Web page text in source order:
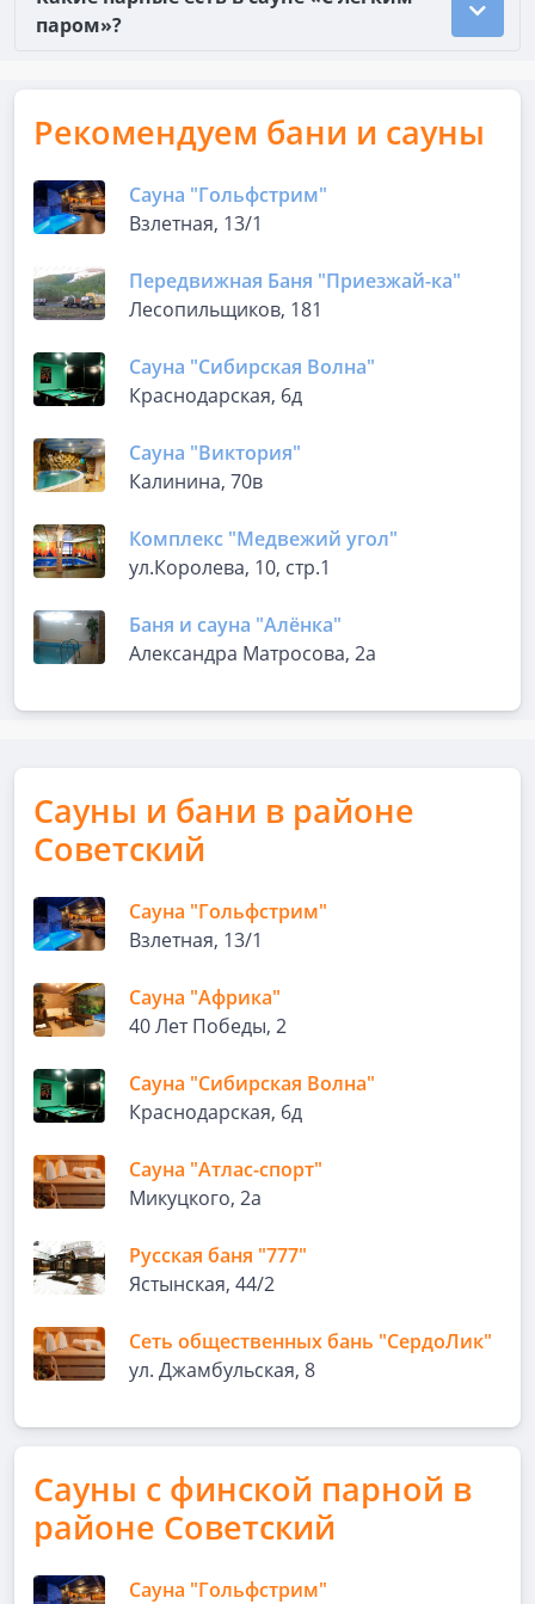
паром»?
Рекомендуем бани и сауны
Сауна "Гольфстрим"
Взлетная, 13/1
Передвижная Баня "Приезжай-ка"
Лесопильщиков, 181
Сауна "Сибирская Волна"
Краснодарская, 6д
Сауна "Виктория"
Калинина, 70в
Комплекс "Медвежий угол"
ул.Королева, 10, стр.1
Баня и сауна "Алёнка"
Александра Матросова, 2а
Сауны и бани в районе
Советский
Сауна "Гольфстрим"
Взлетная, 13/1
Сауна "Африка"
40 Лет Победы, 2
Сауна "Сибирская Волна"
Краснодарская, 6д
Сауна "Атлас-спорт"
Микуцкого, 2а
Русская баня "777"
Ястынская, 44/2
Сеть общественных бань "СердоЛик"
ул. Джамбульская, 8
Сауны с финской парной в
районе Советский
Сауна "Гольфстрим"